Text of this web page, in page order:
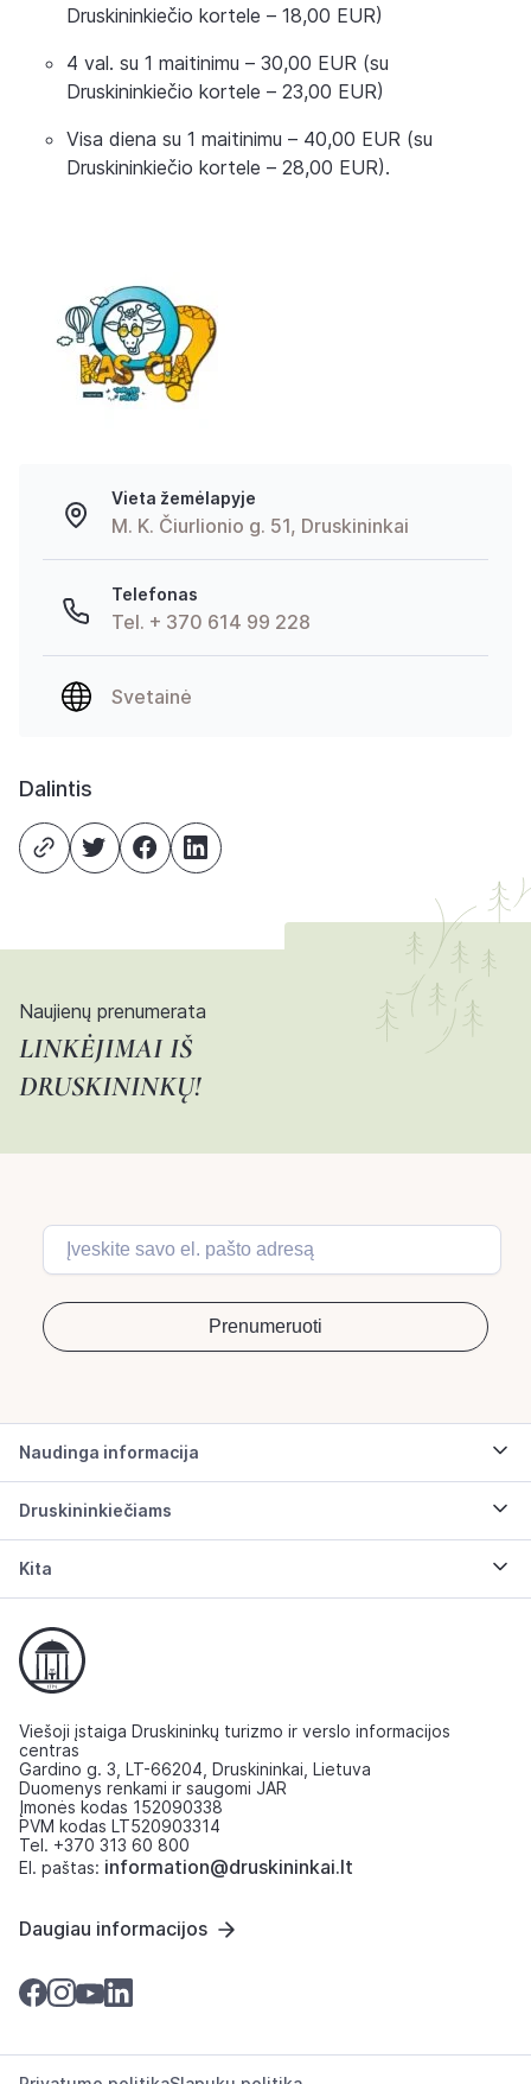
Druskininkiečio kortele – 18,00 EUR)
4 val. su 1 maitinimu – 30,00 EUR (su
Druskininkiečio kortele – 23,00 EUR)
Visa diena su 1 maitinimu – 40,00 EUR (su
Druskininkiečio kortele – 28,00 EUR).
Vieta žemėlapyje
M. K. Čiurlionio g. 51, Druskininkai
Telefonas
Tel. + 370 614 99 228
Svetainė
Dalintis
Naujienų prenumerata
LINKĖJIMAI IŠ
DRUSKININKŲ!
Naudinga informacija
Druskininkiečiams
Kita
Viešoji įstaiga Druskininkų turizmo ir verslo informacijos
centras
Gardino g. 3, LT-66204, Druskininkai, Lietuva
Duomenys renkami ir saugomi JAR
Įmonės kodas 152090338
PVM kodas LT520903314
Tel. +370 313 60 800
El. paštas: information@druskininkai.lt
Daugiau informacijos